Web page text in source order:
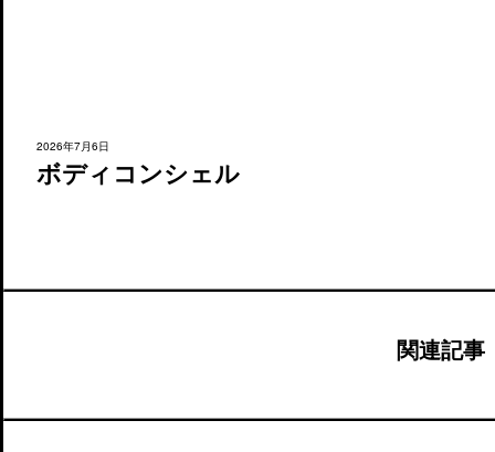
2026年7月6日
ボディコンシェル
関連記事